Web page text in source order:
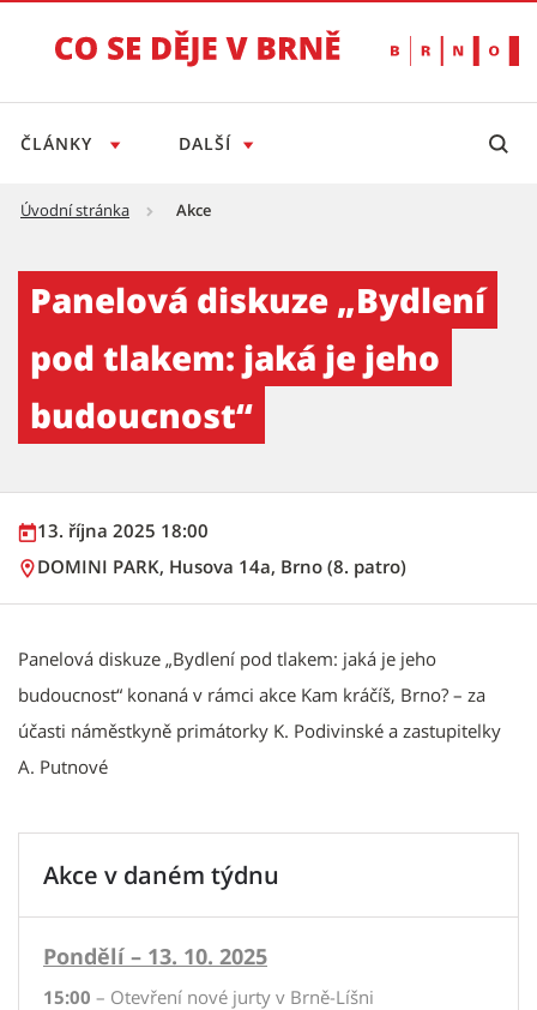
ČLÁNKY DALŠÍ
Úvodní stránka Akce
Panelová diskuze „Bydlení
pod tlakem: jaká je jeho
budoucnost“
13. října 2025 18:00
DOMINI PARK, Husova 14a, Brno (8. patro)
Panelová diskuze „Bydlení pod tlakem: jaká je jeho
budoucnost“ konaná v rámci akce Kam kráčíš, Brno? – za
účasti náměstkyně primátorky K. Podivinské a zastupitelky
A. Putnové
Akce v daném týdnu
Pondělí – 13. 10. 2025
15:00 – Otevření nové jurty v Brně-Líšni